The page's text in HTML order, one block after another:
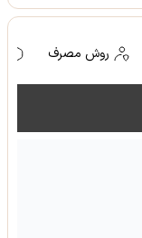
روش مصرف